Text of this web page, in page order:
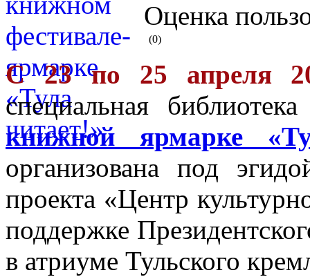
Оценка
(0)
С 23 по 25 апреля
специальная
книжной ярмарке
организована под
проекта «Центр
поддержке
в атриуме Тульского